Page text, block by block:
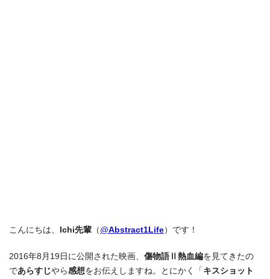
こんにちは、 Ichi先輩 （ @Abstract1Life）です！
2016年8月19日に公開された映画、 傷物語Ⅱ熱血編を見てきたの
であらすじやら感想をお伝えしますね。とにかく「 キスショット